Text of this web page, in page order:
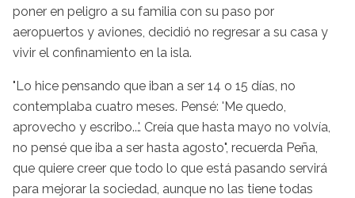
poner en peligro a su familia con su paso por
aeropuertos y aviones, decidió no regresar a su casa y
vivir el confinamiento en la isla.
"Lo hice pensando que iban a ser 14 o 15 días, no
contemplaba cuatro meses. Pensé: 'Me quedo,
aprovecho y escribo...'. Creía que hasta mayo no volvía,
no pensé que iba a ser hasta agosto", recuerda Peña,
que quiere creer que todo lo que está pasando servirá
para mejorar la sociedad, aunque no las tiene todas